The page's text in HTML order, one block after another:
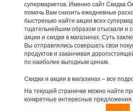
супермаркетов. Именно сайт Скидка
помочь Вам снизить ежедневные
быстренько найти акции всех
тщательнейшим образом отыскали и
акции и скидки в магазинах. Суть
Вы отправлялись совершать свои
продуктов и заканчивая
по наиболее выгодным ценам.
Скидки и акции в магазинах – все
На текущей страничке можно найти
конкретные интересные предложения